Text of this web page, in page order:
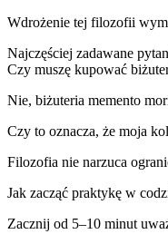
Wdrożenie tej filozofii
Najczęściej zadawane
Czy muszę kupować
Nie, biżuteria memento
Czy to oznacza, że moja
Filozofia nie narzuca
Jak zacząć praktykę w
Zacznij od 5–10 minut